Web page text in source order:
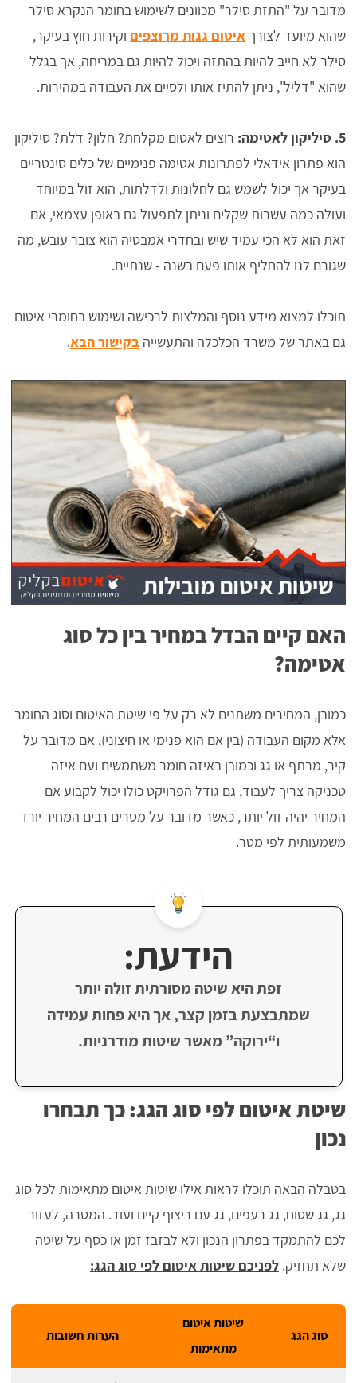
מדובר על "התזת סילר" מכוונים לשימוש בחומר הנקרא סילר
שהוא מיועד לצורך איטום גגות מרוצפים וקירות חוץ בעיקר,
סילר לא חייב להיות בהתזה ויכול להיות גם במריחה, אך בגלל
שהוא "דליל", ניתן להתיז אותו ולסיים את העבודה במהירות.
5. סיליקון לאטימה:
רוצים לאטום מקלחת? חלון? דלת? סיליקון
הוא פתרון אידאלי לפתרונות אטימה פנימיים של כלים סינטריים
בעיקר אך יכול לשמש גם לחלונות ולדלתות, הוא זול במיוחד
ועולה כמה עשרות שקלים וניתן לתפעול גם באופן עצמאי, אם
זאת הוא לא הכי עמיד שיש ובחדרי אמבטיה הוא צובר עובש, מה
שגורם לנו להחליף אותו פעם בשנה - שנתיים.
תוכלו למצוא מידע נוסף והמלצות לרכישה ושימוש בחומרי איטום
גם באתר של משרד הכלכלה והתעשייה בקישור הבא.
האם קיים הבדל במחיר בין כל סוג
אטימה?
כמובן, המחירים משתנים לא רק על פי שיטת האיטום וסוג החומר
אלא מקום העבודה (בין אם הוא פנימי או חיצוני), אם מדובר על
קיר, מרתף או גג וכמובן באיזה חומר משתמשים ועם איזה
טכניקה צריך לעבוד, גם גודל הפרויקט כולו יכול לקבוע אם
המחיר יהיה זול יותר, כאשר מדובר על מטרים רבים המחיר יורד
משמעותית לפי מטר.
הידעת:
זפת היא שיטה מסורתית זולה יותר
שמתבצעת בזמן קצר, אך היא פחות עמידה
ו“ירוקה” מאשר שיטות מודרניות.
שיטת איטום לפי סוג הגג: כך תבחרו
נכון
בטבלה הבאה תוכלו לראות אילו שיטות איטום מתאימות לכל סוג
גג, גג שטוח, גג רעפים, גג עם ריצוף קיים ועוד. המטרה, לעזור
לכם להתמקד בפתרון הנכון ולא לבזבז זמן או כסף על שיטה
שלא תחזיק. לפניכם שיטות איטום לפי סוג הגג:
סוג הגג
שיטות איטום
מתאימות
הערות חשובות